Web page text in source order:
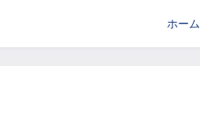
ホーム